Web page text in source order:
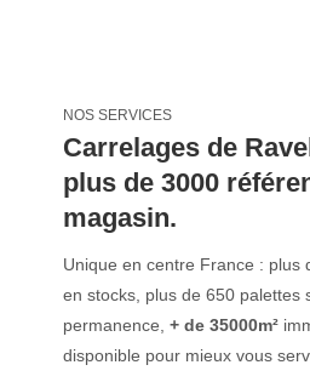
NOS SERVICES
Carrelages de
plus de 3000
magasin.
Unique en centre France : plus
en stocks, plus de 650 palettes
permanence,+ de 35000m²
disponible pour mieux vous